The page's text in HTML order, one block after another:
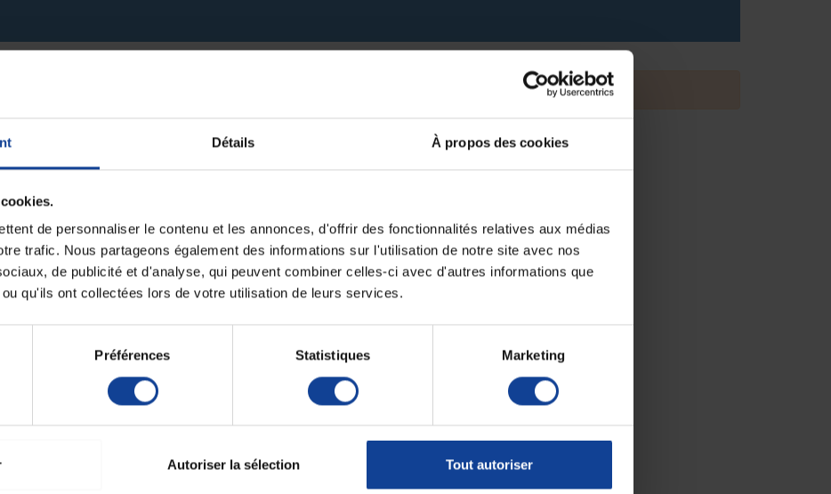
Détails À propos des cookies
de personnaliser le contenu et les annonces, d'offrir des fonctionnalités relatives aux médias
trafic. Nous partageons également des informations sur l'utilisation de notre site avec nos
de publicité et d'analyse, qui peuvent combiner celles-ci avec d'autres informations que
qu'ils ont collectées lors de votre utilisation de leurs services.
Préférences Statistiques Marketing
Autoriser la sélection Tout autoriser